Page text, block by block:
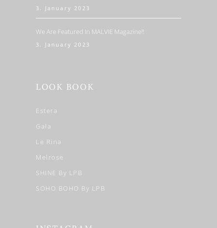
3. January 2023
We Are Featured In MALVIE Magazine!!
3. January 2023
LOOK BOOK
Estera
Gala
Le Rina
Melrose
SHINE By LPB
SOHO BOHO By LPB